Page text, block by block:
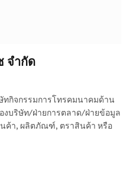
จำกัด
ทกิจกรรมการโทรคมนาคมด้าน
บริษัท/ฝ่ายการตลาด/ฝ่ายข้อมูล
ค้า, ผลิตภัณฑ์, ตราสินค้า หรือ